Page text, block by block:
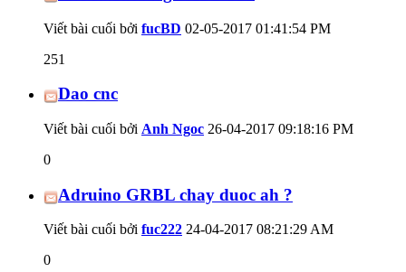
Viết bài cuối bởi fucBD 02-05-2017 01:41:54 PM
251
Dao cnc
Viết bài cuối bởi Anh Ngoc 26-04-2017 09:18:16 PM
0
Adruino GRBL chay duoc ah ?
Viết bài cuối bởi fuc222 24-04-2017 08:21:29 AM
0